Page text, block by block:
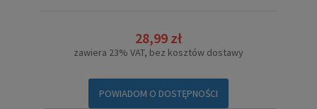
28,99 zł
zawiera 23% VAT, bez kosztów dostawy
POWIADOM O DOSTĘPNOŚCI